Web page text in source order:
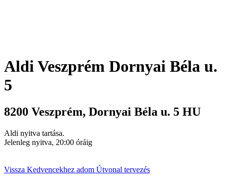
Aldi Veszprém Dornyai Béla u.
5
8200 Veszprém, Dornyai Béla u. 5 HU
Aldi nyitva tartása.
Jelenleg nyitva, 20:00 óráig
Vissza Kedvencekhez adom Útvonal tervezés